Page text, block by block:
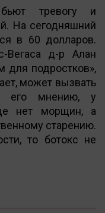
тревогу и
На сегодняшний
в 60 долларов.
Вегаса д-р Алан
для подростков»,
может вызвать
его мнению, у
нет морщин, а
старению.
то ботокс не